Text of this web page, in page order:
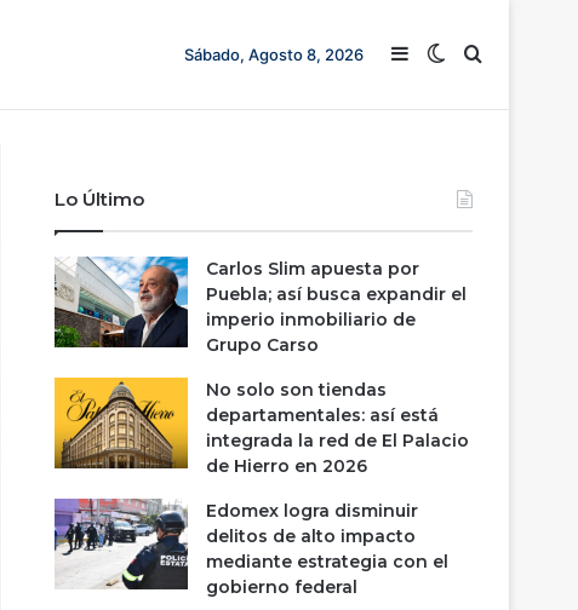
Sábado, Agosto 8, 2026 Barra lateral
Switch skin
Buscar
Lo Último
Carlos Slim apuesta por
Puebla; así busca expandir el
imperio inmobiliario de
Grupo Carso
No solo son tiendas
departamentales: así está
integrada la red de El Palacio
de Hierro en 2026
Edomex logra disminuir
delitos de alto impacto
mediante estrategia con el
gobierno federal